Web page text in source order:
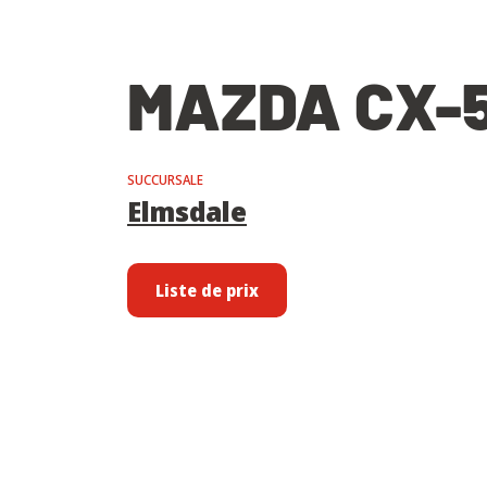
MAZDA CX-
SUCCURSALE
Elmsdale
Liste de prix